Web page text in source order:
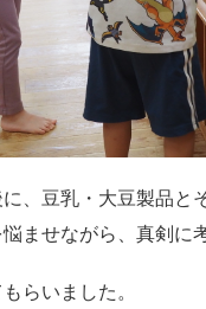
、豆乳・大豆製品と
ませながら、真剣に
らいました。